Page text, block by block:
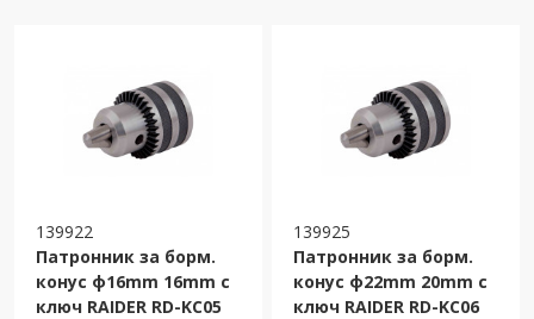
139922
Патронник за борм.
конус ф16mm 16mm с
ключ RAIDER RD-KC05
139925
Патронник за борм.
конус ф22mm 20mm с
ключ RAIDER RD-KC06